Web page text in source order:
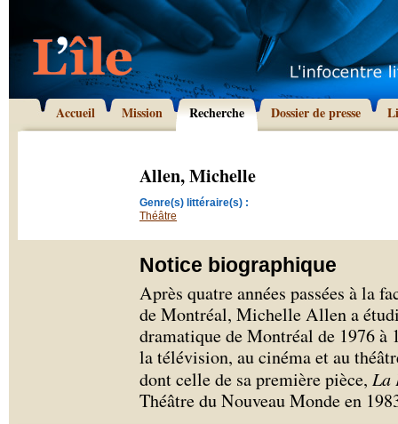
Accueil Mission Recherche Dossier de presse
Allen, Michelle
Genre(s) littéraire(s) :
Théâtre
Notice biographique
Après quatre années passées à la
de Montréal, Michelle Allen a
dramatique de Montréal de 1976 à
la télévision, au cinéma et au
dont celle de sa première pièce, La
Théâtre du Nouveau Monde en